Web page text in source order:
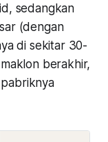
sedangkan
(dengan
di sekitar 30-
berakhir,
pabriknya